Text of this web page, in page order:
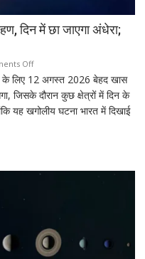
भूमिका
नहीं
दिन में छा जाएगा अंधेरा;
Offon
12
अगस्त
को
सूर्य
छा
जाएगा
के लिए 12 अगस्त 2026 बेहद खास
जिसके दौरान कुछ क्षेत्रों में दिन के
यह खगोलीय घटना भारत में दिखाई